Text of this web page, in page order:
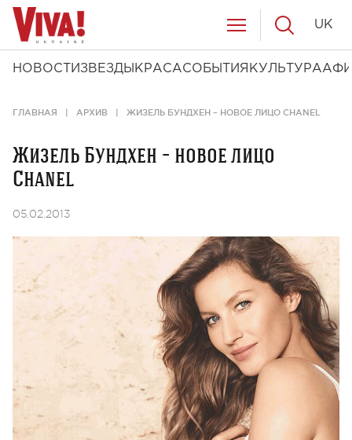
НОВОСТИ ЗВЕЗДЫ КРАСАСОБЫТИЯ КУЛЬТУРА
UK
ГЛАВНАЯ АРХИВ ЖИЗЕЛЬ БУНДХЕН – НОВОЕ ЛИЦО CHANEL
Жизель Бундхен – новое лицо
Chanel
05.02.2013